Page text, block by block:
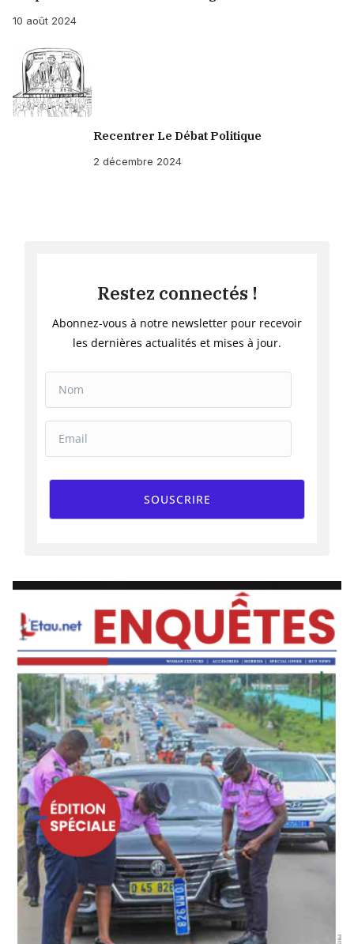
10 août 2024
Recentrer Le Débat Politique
2 décembre 2024
Restez connectés !
Abonnez-vous à notre newsletter pour recevoir
les dernières actualités et mises à jour.
SOUSCRIRE